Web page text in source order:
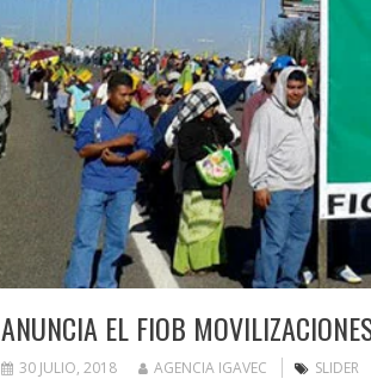
ANUNCIA EL FIOB
30 JULIO, 2018 AGENCIA IGAVEC SLIDER